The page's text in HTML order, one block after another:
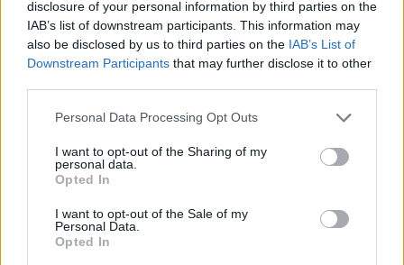
disclosure of your personal information by third parties on the
IAB’s list of downstream participants. This information may
also be disclosed by us to third parties on the IAB’s List of
Downstream Participants that may further disclose it to other
Please note that this website/app uses one or more Google
not limited to your visit or usage behaviour. You may click to
grant or deny consent to Google and its third-party tags to
use your data for below specified purposes in below Google
consent section.
Personal Data Processing Opt Outs
I want to opt-out of the Sharing of my
personal data.
Opted In
I want to opt-out of the Sale of my
Personal Data.
Opted In
2026.08.07. 12:48